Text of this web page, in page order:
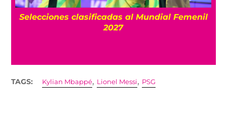
clasificadas al Mundial Femenil
TAGS: Kylian Mbappé, Lionel Messi, PSG